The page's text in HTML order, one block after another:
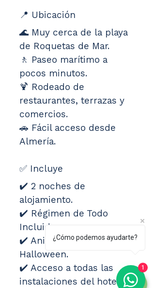
📍 Ubicación
🌊 Muy cerca de la playa
de Roquetas de Mar.
🚶 Paseo marítimo a
pocos minutos.
🍹 Rodeado de
restaurantes, terrazas y
comercios.
🚗 Fácil acceso desde
Almería.
✅ Incluye
✔️ 2 noches de
alojamiento.
✔️ Régimen de Todo
Incluido.
✔️ Animación especial de
Halloween.
✔️ Acceso a todas las
instalaciones del hotel.
¿Cómo podemos ayudarte?
1